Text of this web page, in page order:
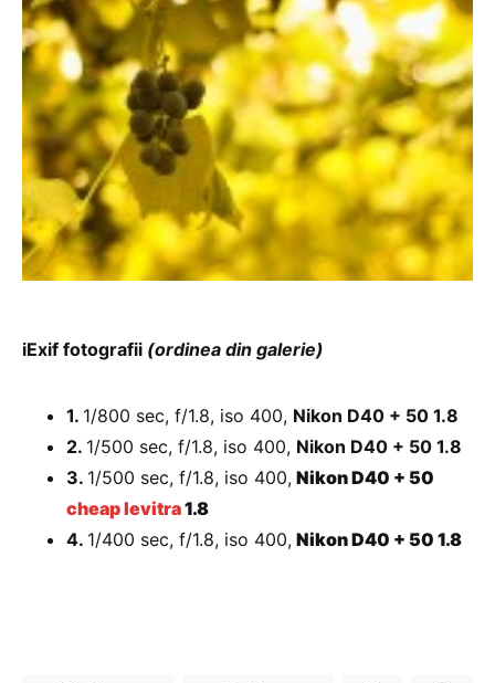
iExif fotografii (ordinea din galerie)
1. 1/800 sec, f/1.8, iso 400, Nikon D40 + 50 1.8
2. 1/500 sec, f/1.8, iso 400, Nikon D40 + 50 1.8
3. 1/500 sec, f/1.8, iso 400, Nikon D40 + 50
cheap levitra1.8
4. 1/400 sec, f/1.8, iso 400, Nikon D40 + 50 1.8